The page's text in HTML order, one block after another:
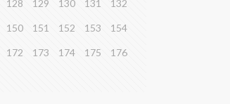
128 129 130 131 132
150 151 152 153 154
172 173 174 175 176